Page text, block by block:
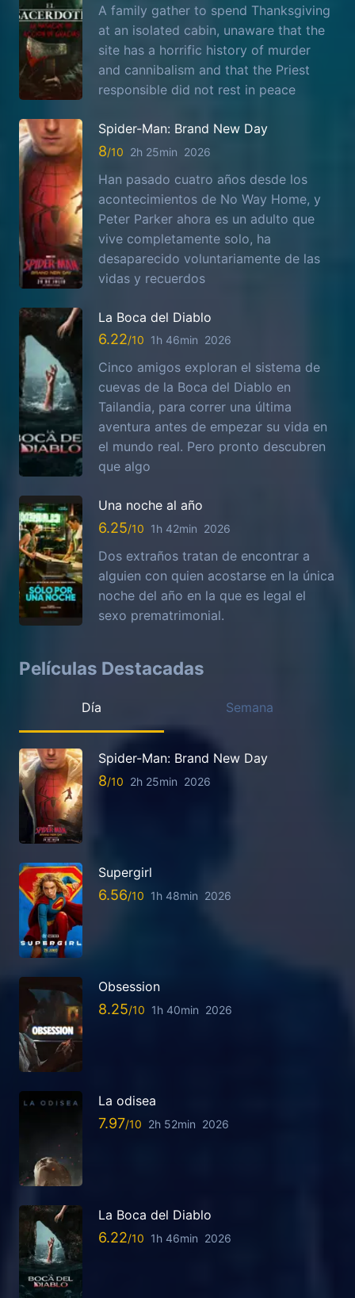
A family gather to spend Thanksgiving
at an isolated cabin, unaware that the
site has a horrific history of murder
and cannibalism and that the Priest
responsible did not rest in peace
Spider-Man: Brand New Day
8 2h 25min 2026
Han pasado cuatro años desde los
acontecimientos de No Way Home, y
Peter Parker ahora es un adulto que
vive completamente solo, ha
desaparecido voluntariamente de las
vidas y recuerdos
La Boca del Diablo
6.22 1h 46min 2026
Cinco amigos exploran el sistema de
cuevas de la Boca del Diablo en
Tailandia, para correr una última
aventura antes de empezar su vida en
el mundo real. Pero pronto descubren
que algo
Una noche al año
6.25 1h 42min 2026
Dos extraños tratan de encontrar a
alguien con quien acostarse en la única
noche del año en la que es legal el
sexo prematrimonial.
Películas Destacadas
Día Semana
Spider-Man: Brand New Day
8 2h 25min 2026
Supergirl
6.56 1h 48min 2026
Obsession
8.25 1h 40min 2026
La odisea
7.97 2h 52min 2026
La Boca del Diablo
6.22 1h 46min 2026